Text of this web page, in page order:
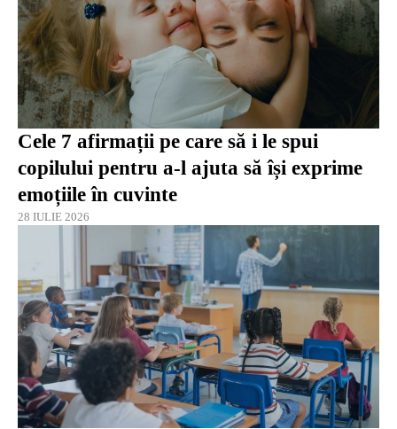
Cele 7 afirmații pe care să i le spui
copilului pentru a-l ajuta să își exprime
emoțiile în cuvinte
28 IULIE 2026